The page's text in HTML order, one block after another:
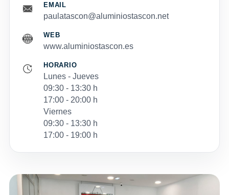
EMAIL
paulatascon@aluminiostascon.net
WEB
www.aluminiostascon.es
HORARIO
Lunes - Jueves
09:30 - 13:30 h
17:00 - 20:00 h
Viernes
09:30 - 13:30 h
17:00 - 19:00 h